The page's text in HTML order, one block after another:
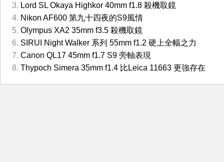
Lord SL Okaya Highkor 40mm f1.8 殺機取鏡
Nikon AF600 第九十四夜的S9風情
Olympus XA2 35mm f3.5 殺機取鏡
SIRUI Night Walker 系列 55mm f1.2 硬上全幅之力
Canon QL17 45mm f1.7 S9 旁軸表現
Thypoch Simera 35mm f1.4 比Leica 11663 更強存在